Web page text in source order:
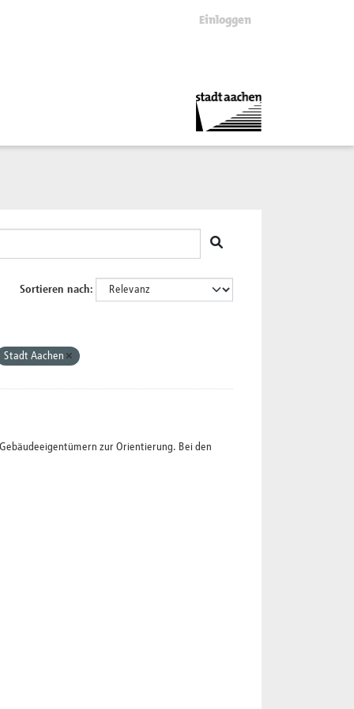
Einloggen
Sortieren nach
Stadt Aachen
zur Orientierung. Bei den